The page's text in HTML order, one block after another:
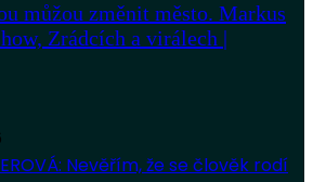
můžou změnit město. Markus
Zrádcích a virálech |